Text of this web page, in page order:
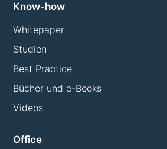
Know-how
Whitepaper
Studien
Best Practice
Bücher und e-Books
Videos
Office